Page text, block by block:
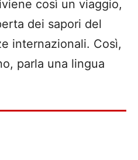
così un viaggio,
dei sapori del
internazionali. Così,
parla una lingua